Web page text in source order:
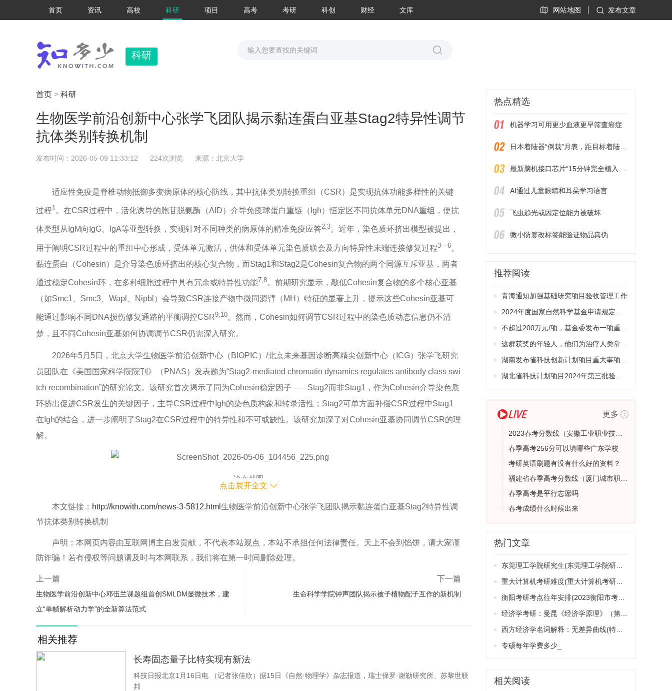
首页 资讯 高校 科研 项目 高考 考研 科创 财经 文库 网站地图 发布文章
科研
首页 > 科研
生物医学前沿创新中心张学飞团队揭示黏连蛋白亚基Stag2特异性调节
抗体类别转换机制
发布时间：2026-05-09 11:33:12 224次浏览 来源：北京大学
适应性免疫是脊椎动物抵御多变病原体的核心防线，其中抗体类别转换重组（CSR）是实现抗体功能多样性的关键
过程1。在CSR过程中，活化诱导的胞苷脱氨酶（AID）介导免疫球蛋白重链（Igh）恒定区不同抗体单元DNA重组，使抗
体类型从IgM向IgG、IgA等亚型转换，实现针对不同种类的病原体的精准免疫应答2,3。近年，染色质环挤出模型被提出，
用于阐明CSR过程中的重组中心形成，受体单元激活，供体和受体单元染色质联会及方向特异性末端连接修复过程3—6。
黏连蛋白（Cohesin）是介导染色质环挤出的核心复合物，而Stag1和Stag2是Cohesin复合物的两个同源互斥亚基，两者
通过稳定Cohesin环，在多种细胞过程中具有冗余或特异性功能7,8。前期研究显示，敲低Cohesin复合物的多个核心亚基
（如Smc1、Smc3、Wapl、Nipbl）会导致CSR连接产物中微同源臂（MH）特征的显著上升，提示这些Cohesin亚基可
能通过影响不同DNA损伤修复通路的平衡调控CSR9,10。然而，Cohesin如何调节CSR过程中的染色质动态信息仍不清
楚，且不同Cohesin亚基如何协调调节CSR仍需深入研究。
2026年5月5日，北京大学生物医学前沿创新中心（BIOPIC）/北京未来基因诊断高精尖创新中心（ICG）张学飞研究
员团队在《美国国家科学院院刊》（ PNAS）发表题为“Stag2-mediated chromatin dynamics regulates antibody class swi
tch recombination”的研究论文。该研究首次揭示了同为Cohesin稳定因子——Stag2而非Stag1，作为Cohesin介导染色质
环挤出促进CSR发生的关键因子，主导CSR过程中Igh的染色质构象和转录活性；Stag2可单方面补偿CSR过程中Stag1
在Igh的结合，进一步阐明了Stag2在CSR过程中的特异性和不可或缺性。该研究加深了对Cohesin亚基协同调节CSR的理
解。
论文截图
研究团队通过CRISPR/Cas9技术在CH12F3细胞中分别构建了Stag1和Stag2的敲除细胞系，意外地发现只有Stag2
的缺失导致CSR效率显著下降，而Stag1缺失对CSR几乎无影响。研究团队通过CSR-HTGTS分析进一步确认Stag2缺失
不依赖于之前研究提示的DNA损伤修复通路调控。
Stag1和Stag2的ChIP-seq分析揭示了二者在Igh不同的结合特征：Stag2更倾向于结合于Igh的重组中心，而Stag1更
倾向于结合于Igh的CTCF结合位点（3’CBEs）。有意思的是，当Stag1缺失时，Stag2可进一步补偿Stag1在Igh的结合；
而Stag2缺失后，Stag1在Igh的结合不仅不发生类似补偿，相反Stag1在Igh的结合会进一步降低。这种非对称的补偿现
象，为理解Stag1和Stag2在CSR中的功能差异提供了线索。
点击展开全文
本文链接： http://knowith.com/news-3-5812.html 生物医学前沿创新中心张学飞团队揭示黏连蛋白亚基Stag2特异性调
节抗体类别转换机制
声明：本网页内容由互联网博主自发贡献，不代表本站观点，本站不承担任何法律责任。天上不会到馅饼，请大家谨
防诈骗！若有侵权等问题请及时与本网联系，我们将在第一时间删除处理。
上一篇
生物医学前沿创新中心邓伍兰课题组首创SMLDM显微技术，建
立“单帧解析动力学”的全新算法范式
下一篇
生命科学学院钟声团队揭示被子植物配子互作的新机制
相关推荐
长寿固态量子比特实现有新法
科技日报北京1月16日电 （记者张佳欣）据15日《自然·物理学》杂志报道，瑞士保罗·谢勒研究所、苏黎世联
邦
热点精选
机器学习可用更少血液更早筛查癌症
AI通过儿童眼睛和耳朵学习语言
飞虫趋光或因定位能力被破坏
微小防篡改标签能验证物品真伪
推荐阅读
青海通知加强基础研究项目验收管理工作
更多
春季高考256分可以填哪些广东学校
考研英语刷题有没有什么好的资料？
春季高考是平行志愿吗
春考成绩什么时候出来
热门文章
专硕每年学费多少_
相关阅读